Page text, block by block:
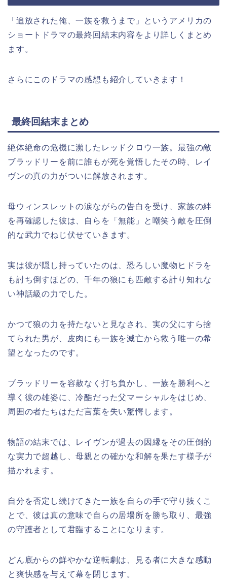
「追放された俺、一族を救うまで」というアメリカの
ショートドラマの最終回結末内容をより詳しくまとめ
ます。
さらにこのドラマの感想も紹介していきます！
最終回結末まとめ
絶体絶命の危機に瀕したレッドクロウ一族。最強の敵
ブラッドリーを前に誰もが死を覚悟したその時、レイ
ヴンの真の力がついに解放されます。
母ウィンスレットの涙ながらの告白を受け、家族の絆
を再確認した彼は、自らを「無能」と嘲笑う敵を圧倒
的な武力でねじ伏せていきます。
実は彼が隠し持っていたのは、恐ろしい魔物ヒドラを
も討ち倒すほどの、千年の狼にも匹敵する計り知れな
い神話級の力でした。
かつて狼の力を持たないと見なされ、実の父にすら捨
てられた男が、皮肉にも一族を滅亡から救う唯一の希
望となったのです。
ブラッドリーを容赦なく打ち負かし、一族を勝利へと
導く彼の雄姿に、冷酷だった父マーシャルをはじめ、
周囲の者たちはただ言葉を失い驚愕します。
物語の結末では、レイヴンが過去の因縁をその圧倒的
な実力で超越し、母親との確かな和解を果たす様子が
描かれます。
自分を否定し続けてきた一族を自らの手で守り抜くこ
とで、彼は真の意味で自らの居場所を勝ち取り、最強
の守護者として君臨することになります。
どん底からの鮮やかな逆転劇は、見る者に大きな感動
と爽快感を与えて幕を閉じます。